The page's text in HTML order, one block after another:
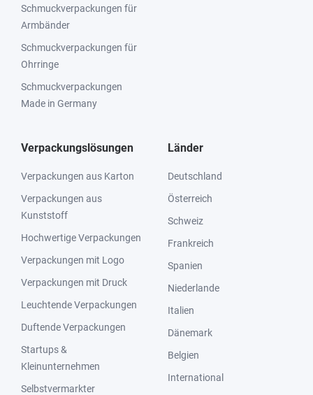
Schmuckverpackungen für
Armbänder
Schmuckverpackungen für
Ohrringe
Schmuckverpackungen
Made in Germany
Verpackungslösungen
Verpackungen aus Karton
Verpackungen aus
Kunststoff
Hochwertige Verpackungen
Verpackungen mit Logo
Verpackungen mit Druck
Leuchtende Verpackungen
Duftende Verpackungen
Startups &
Kleinunternehmen
Selbstvermarkter
Länder
Deutschland
Österreich
Schweiz
Frankreich
Spanien
Niederlande
Italien
Dänemark
Belgien
International